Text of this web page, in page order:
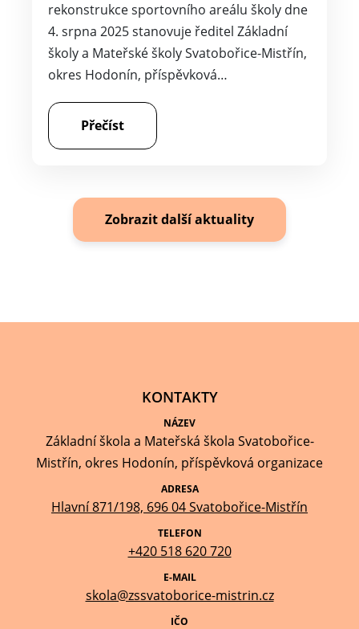
rekonstrukce sportovního areálu školy dne
4. srpna 2025 stanovuje ředitel Základní
školy a Mateřské školy Svatobořice-Mistřín,
okres Hodonín, příspěvková…
Přečíst
Zobrazit další aktuality
KONTAKTY
NÁZEV
Základní škola a Mateřská škola Svatobořice-
Mistřín, okres Hodonín, příspěvková organizace
ADRESA
Hlavní 871/198, 696 04 Svatobořice-Mistřín
TELEFON
+420 518 620 720
E-MAIL
skola@zssvatoborice-mistrin.cz
IČO